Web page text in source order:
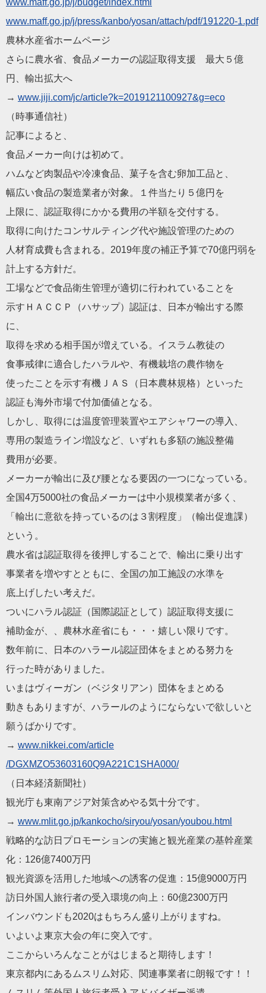
www.maff.go.jp/j/budget/index.html
www.maff.go.jp/j/press/kanbo/yosan/attach/pdf/191220-1.pdf
農林水産省ホームページ
さらに農水省、食品メーカーの認証取得支援 最大５億
円、輸出拡大へ
→ www.jiji.com/jc/articl e?k=2019121100927&g=eco
（時事通信社）
記事によると、
食品メーカー向けは初めて。
ハムなど肉製品や冷凍食品、菓子を含む卵加工品と、
幅広い食品の製造業者が対象。１件当たり５億円を
上限に、 認証取得にかかる費用の半額を交付する。
取得に向けたコンサルティング代や施設管理のための
人材育成費も含まれる。2019年度の補正予算で70億円弱を
計上する方針だ。
工場などで食品衛生管理が適切に行われていることを
示すＨＡＣＣＰ（ハサップ） 認証は、 日本が輸出する際
に、
取得を求める相手国が増えている。イスラム教徒の
食事戒律に適合したハラルや、有機栽培の農作物を
使ったことを示す有機ＪＡＳ（ 日本農林規格）といった
認証 も海外市場で付加価値となる。
しかし、取得には温度管理装置やエアシャワーの導入、
専用の製造ライン増設など、いずれも多額の施設整備
費用が必要。
メーカーが輸出に及び腰となる要因の一つになっている。
全国4万5000社の食品メーカーは中小規模業者が多く、
「輸出に意欲を持っているのは３割程度」（輸出促進課）
という。
農水省は認証取得を後押しすることで、輸出に乗り出す
事業者を増やすとともに、全国の加工施設の水準を
底上げしたい考えだ。
ついにハラル認証 （国際認証として） 認証取得支援に
補助金が、、農林水産省にも・・・嬉しい限りです。
数年前に、
日本のハラール認証団体をまとめる努力を
行った時がありました。
いまはヴィーガン（ベジタリアン）団体をまとめる
動きもありますが、 ハラールのようにならないで欲しいと
願うばかりです。
→ www.nikkei.com/article
/DGXMZO53603160Q9A221C1SHA000/
（ 日本経済新聞社）
観光庁も東南アジア対策含めやる気十分です。
→ www.mlit.go.jp/kankocho/siryou/yosan/youbou.html
戦略的な訪日プロモーションの実施と観光産業の基幹産業
化：126億7400万円
観光資源を活用した地域への誘客の促進：15億9000万円
訪日外国人旅行者の受入環境の向上：60億2300万円
インバウンドも2020はもちろん盛り上がりますね。
いよいよ東京大会の年に突入です。
ここからいろんなことがはじまると期待します！
東京都内にあるムスリム対応、関連事業者に朗報です！！